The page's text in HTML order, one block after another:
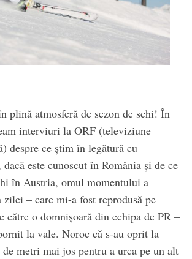
plină atmosferă de sezon de schi! În
interviuri la ORF (televiziune
despre ce ştim în legătură cu
este cunoscut în România şi de ce
în Austria, omul momentului a
zilei – care mi-a fost reprodusă pe
către o domnişoară din echipa de PR –
la vale. Noroc că s-au oprit la
metri mai jos pentru a urca pe un alt